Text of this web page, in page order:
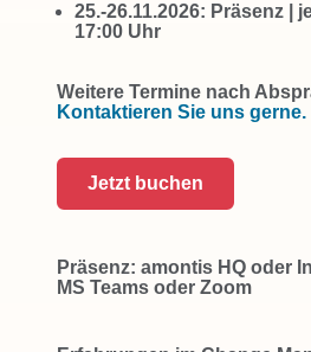
25.-26.11.2026: Präsenz |
17:00 Uhr
Weitere Termine nach
Kontaktieren Sie uns gerne.
Jetzt buchen
Präsenz: amontis HQ oder
MS Teams oder Zoom